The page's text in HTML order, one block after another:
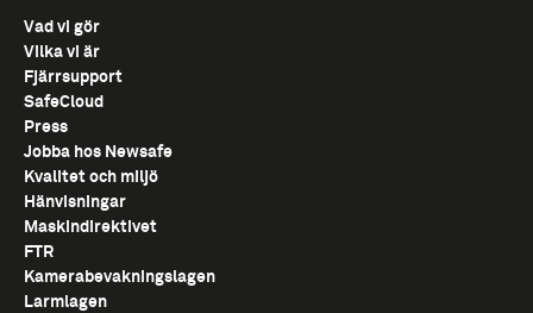
Vad vi gör
Vilka vi är
Fjärrsupport
SafeCloud
Press
Jobba hos Newsafe
Kvalitet och miljö
Hänvisningar
Maskindirektivet
FTR
Kamerabevakningslagen
Larmlagen